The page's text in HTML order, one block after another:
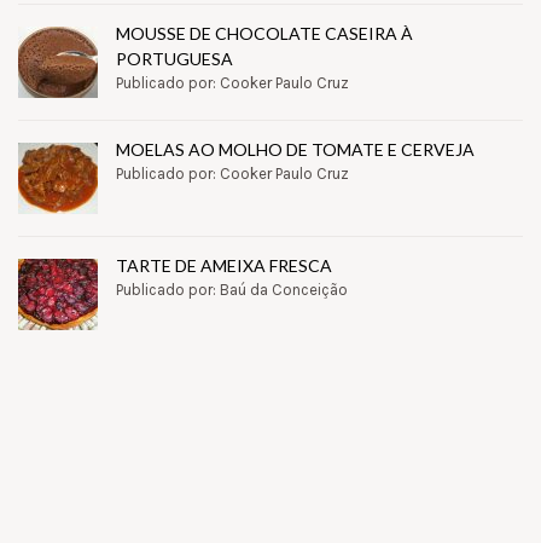
MOUSSE DE CHOCOLATE CASEIRA À
PORTUGUESA
Publicado por: Cooker Paulo Cruz
MOELAS AO MOLHO DE TOMATE E CERVEJA
Publicado por: Cooker Paulo Cruz
TARTE DE AMEIXA FRESCA
Publicado por: Baú da Conceição